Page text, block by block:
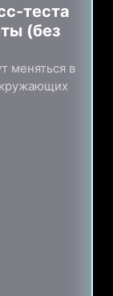
теста
(без
меняться в